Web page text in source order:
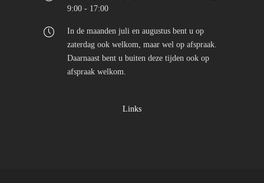
9:00 - 17:00
In de maanden juli en augustus bent u op
zaterdag ook welkom, maar wel op afspraak.
Daarnaast bent u buiten deze tijden ook op
afspraak welkom.
Links